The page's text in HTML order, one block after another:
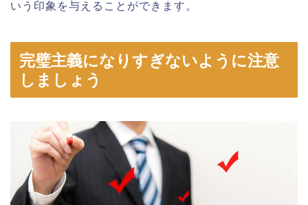
いう印象を与えることができます。
完璧主義になりすぎないように注意
しましょう